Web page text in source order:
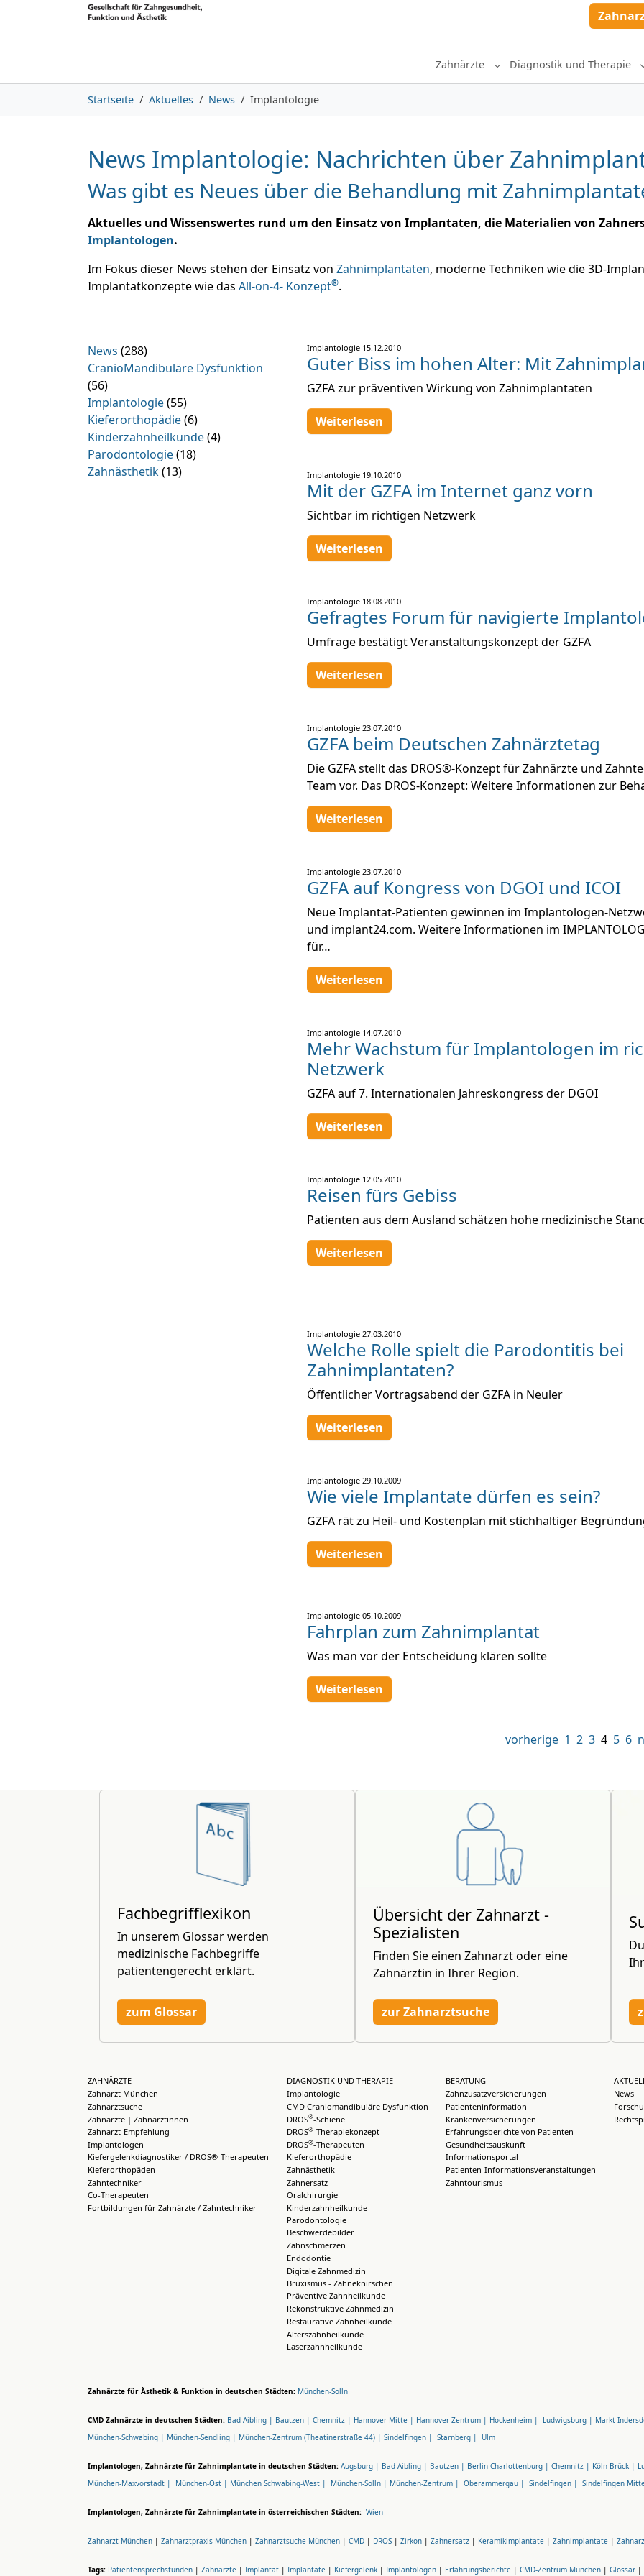
Skip to main content
Skip to page footer
Zahnärzte Submenu for "Zahnärzte"
Diagnostik und Therapie
Startseite Aktuelles News Implantologie
News Implantologie: Nachrichten über
Was gibt es Neues über die Behandlung mit
Aktuelles und Wissenswertes rund um den Einsatz von Implantaten, die Materialien von
Implantologen.
Im Fokus dieser News stehen der Einsatz von Zahnimplantaten, moderne Techniken wie die 3D-
Implantatkonzepte wie das All-on-4- Konzept®.
Implantologie 15.12.2010
Guter Biss im hohen Alter: Mit
GZFA zur präventiven Wirkung von Zahnimplantaten
Weiterlesen
Implantologie 19.10.2010
Mit der GZFA im Internet ganz vorn
Sichtbar im richtigen Netzwerk
Weiterlesen
Implantologie 18.08.2010
Gefragtes Forum für navigierte
Umfrage bestätigt Veranstaltungskonzept der GZFA
Weiterlesen
Implantologie 23.07.2010
GZFA beim Deutschen Zahnärztetag
Die GZFA stellt das DROS®-Konzept für Zahnärzte und
Team vor. Das DROS-Konzept: Weitere Informationen zur
Weiterlesen
Implantologie 23.07.2010
GZFA auf Kongress von DGOI und ICOI
Neue Implantat-Patienten gewinnen im Implantologen-
und implant24.com. Weitere Informationen im
für…
Weiterlesen
Implantologie 14.07.2010
Mehr Wachstum für Implantologen im
Netzwerk
GZFA auf 7. Internationalen Jahreskongress der DGOI
Weiterlesen
Implantologie 12.05.2010
Reisen fürs Gebiss
Patienten aus dem Ausland schätzen hohe medizinische
Weiterlesen
Implantologie 27.03.2010
Welche Rolle spielt die Parodontitis bei
Zahnimplantaten?
Öffentlicher Vortragsabend der GZFA in Neuler
Weiterlesen
Implantologie 29.10.2009
Wie viele Implantate dürfen es sein?
GZFA rät zu Heil- und Kostenplan mit stichhaltiger
Weiterlesen
Implantologie 05.10.2009
Fahrplan zum Zahnimplantat
Was man vor der Entscheidung klären sollte
Weiterlesen
vorherige 1 2 3 4 5 6
News (288)
CranioMandibuläre Dysfunktion
(56)
Implantologie(55)
Kieferorthopädie(6)
Kinderzahnheilkunde(4)
Parodontologie(18)
Zahnästhetik(13)
Fachbegrifflexikon
In unserem Glossar werden
medizinische Fachbegriffe
patientengerecht erklärt.
zum Glossar
Übersicht der Zahnarzt -
Spezialisten
Finden Sie einen Zahnarzt oder eine
Zahnärztin in Ihrer Region.
zur Zahnarztsuche
ZAHNÄRZTE
Zahnarzt München
Zahnarztsuche
Zahnärzte | Zahnärztinnen
Zahnarzt-Empfehlung
Implantologen
Kiefergelenkdiagnostiker / DROS®-Therapeuten
Kieferorthopäden
Zahntechniker
Co-Therapeuten
Fortbildungen für Zahnärzte / Zahntechniker
DIAGNOSTIK UND THERAPIE
Implantologie
CMD Craniomandibuläre Dysfunktion
DROS®-Schiene
DROS®-Therapiekonzept
DROS®-Therapeuten
Kieferorthopädie
Zahnästhetik
Zahnersatz
Oralchirurgie
Kinderzahnheilkunde
Parodontologie
Beschwerdebilder
Zahnschmerzen
Endodontie
Digitale Zahnmedizin
Bruxismus - Zähneknirschen
Präventive Zahnheilkunde
Rekonstruktive Zahnmedizin
Restaurative Zahnheilkunde
Alterszahnheilkunde
Laserzahnheilkunde
BERATUNG
Zahnzusatzversicherungen
Patienteninformation
Krankenversicherungen
Erfahrungsberichte von Patienten
Gesundheitsauskunft
Informationsportal
Patienten-Informationsveranstaltungen
Zahntourismus
News
Zahnärzte für Ästhetik & Funktion in deutschen Städten: München-Solln
CMD Zahnärzte in deutschen Städten: Bad Aibling | Bautzen | Chemnitz | Hannover-Mitte | Hannover-Zentrum | Hockenheim | Ludwigsburg | Markt
München-Schwabing | München-Sendling | München-Zentrum (Theatinerstraße 44) | Sindelfingen | Starnberg | Ulm
Implantologen, Zahnärzte für Zahnimplantate in deutschen Städten: Augsburg | Bad Aibling | Bautzen | Berlin-Charlottenburg | Chemnitz | Köln-Brück |
München-Maxvorstadt |
München-Ost | München Schwabing-West | München-Solln | München-Zentrum | Oberammergau | Sindelfingen | Sindelfingen
Implantologen, Zahnärzte für Zahnimplantate in österreichischen Städten: Wien
Zahnarzt München | Zahnarztpraxis München | Zahnarztsuche München | CMD | DROS | Zirkon | Zahnersatz | Keramikimplantate | Zahnimplantate |
Tags: Patientensprechstunden | Zahnärzte | Implantat | Implantate | Kiefergelenk | Implantologen | Erfahrungsberichte | CMD-Zentrum München | Glossar |